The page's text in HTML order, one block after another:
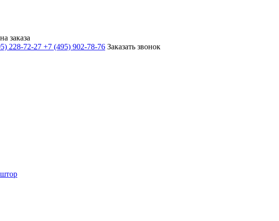
заказа
228-72-27 +7 (495) 902-78-76 Заказать звонок